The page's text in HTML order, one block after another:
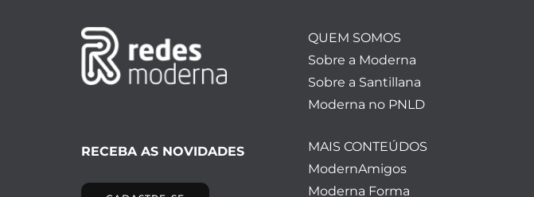
RECEBA AS NOVIDADES
QUEM SOMOS
Sobre a Moderna
Sobre a Santillana
Moderna no PNLD
MAIS CONTEÚDOS
ModernAmigos
Moderna Forma